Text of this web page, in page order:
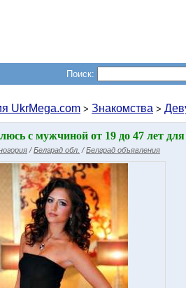
Поиск:
UkrMega.com > Знакомства >
с мужчиной от 19 до 47 лет
/Белград обл. /Белград объявления